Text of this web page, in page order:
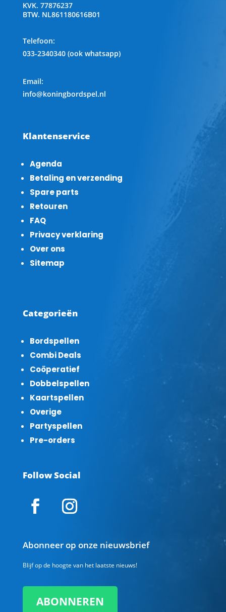
KVK. 77876237
BTW. NL861180616B01
Telefoon:
033-2340340 (ook whatsapp)
Email:
info@koningbordspel.nl
Klantenservice
Agenda
Betaling en verzending
Spare parts
Retouren
FAQ
Privacy verklaring
Over ons
Sitemap
Categorieën
Bordspellen
Combi Deals
Coöperatief
Dobbelspellen
Kaartspellen
Overige
Partyspellen
Pre-orders
Follow Social
Abonneer op onze nieuwsbrief
Blijf op de hoogte van het laatste nieuws!
ABONNEREN